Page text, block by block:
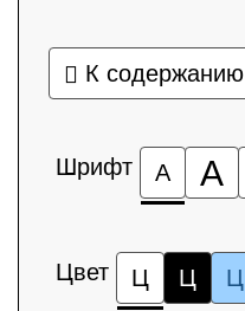
К содержанию
Шрифт А А
Цвет Ц Ц Ц